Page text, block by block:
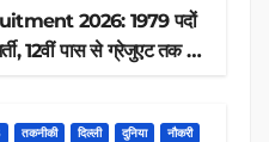
2026: 1979 पदों
12वीं पास से ग्रेजुएट तक करें
तकनीकी दिल्ली दुनिया नौकरी